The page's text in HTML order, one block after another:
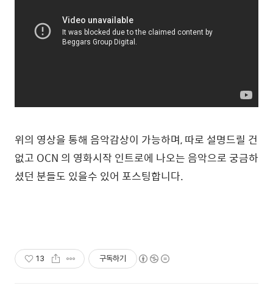
위의 영상을 통해 음악감상이 가능하며, 따로 설명드릴 건
없고 OCN 의 영화시작 인트로에 나오는 음악으로 궁금하
셨던 분들도 있을수 있어 포스팅합니다.
13 구독하기